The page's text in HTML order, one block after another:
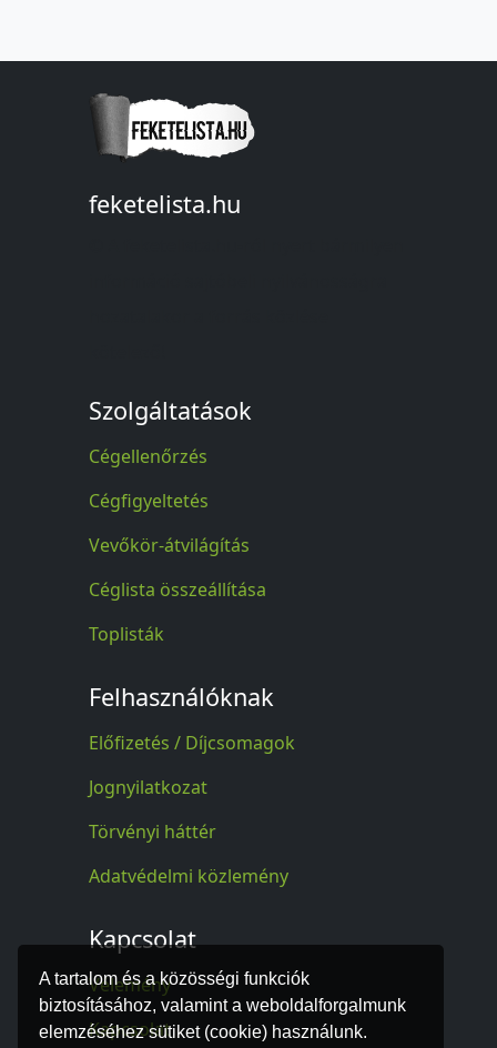
A tartalom és a közösségi funkciók
biztosításához, valamint a weboldalforgalmunk
elemzéséhez sütiket (cookie) használunk.
feketelista.hu
Szolgáltatások
Cégellenőrzés
Cégfigyeltetés
Vevőkör-átvilágítás
Céglista összeállítása
Toplisták
Felhasználóknak
Előfizetés / Díjcsomagok
Jognyilatkozat
Törvényi háttér
Adatvédelmi közlemény
Kapcsolat
Vélemény
Kapcsolat